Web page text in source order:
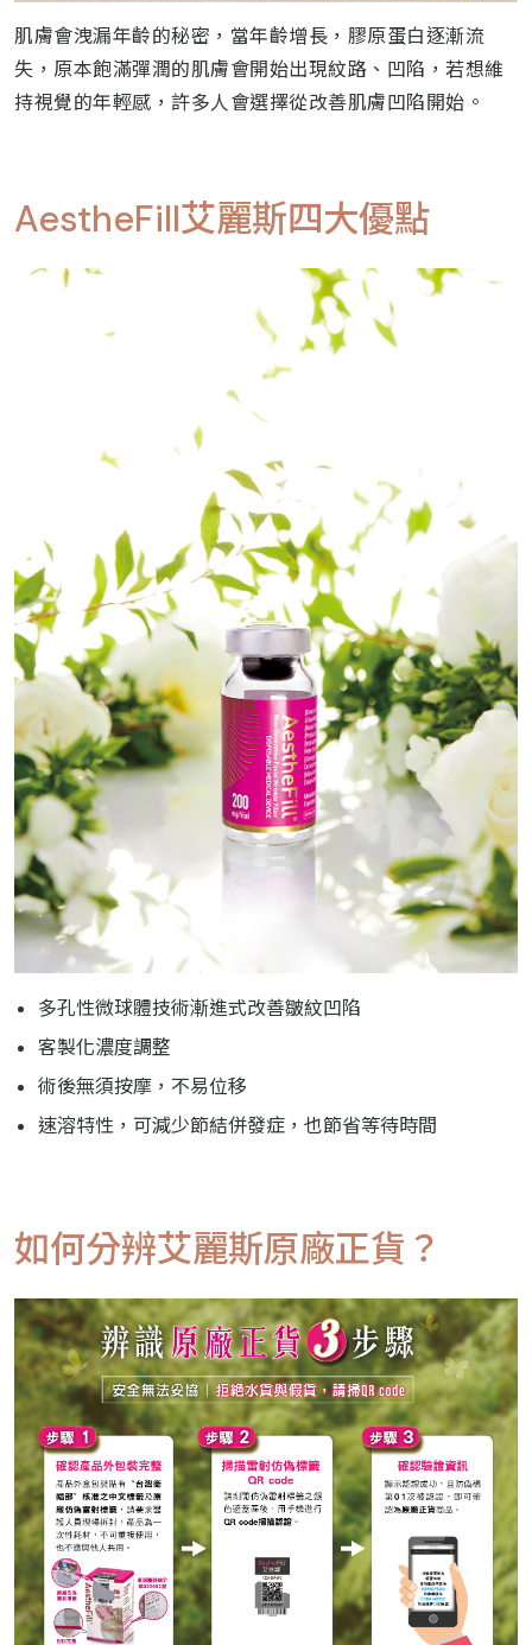
肌膚會洩漏年齡的秘密，當年齡增長，膠原蛋白逐漸流
失，原本飽滿彈潤的肌膚會開始出現紋路、凹陷，若想維
持視覺的年輕感，許多人會選擇從改善肌膚凹陷開始。
AestheFill艾麗斯四大優點
多孔性微球體技術漸進式改善皺紋凹陷
客製化濃度調整
術後無須按摩，不易位移
速溶特性，可減少節結併發症，也節省等待時間
如何分辨艾麗斯原廠正貨？